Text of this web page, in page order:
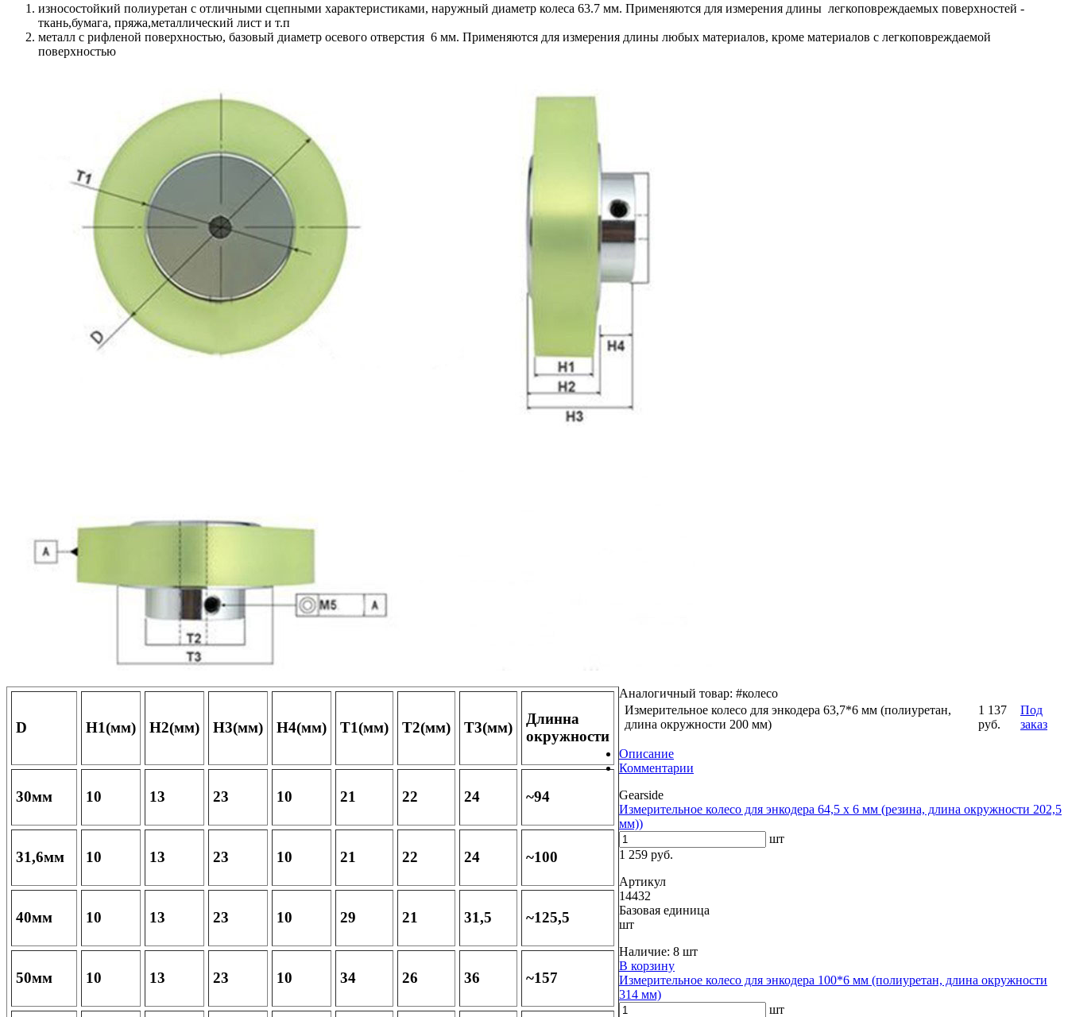
износостойкий полиуретан с отличными сцепными характеристиками, наружный диаметр колеса 63.7 мм. Применяются для измерения длины легкоповреждаемых поверхностей -
ткань,бумага, пряжа,металлический лист и т.п
металл с рифленой поверхностью, базовый диаметр осевого отверстия 6 мм. Применяются для измерения длины любых материалов, кроме материалов с легкоповреждаемой
поверхностью
D H1(мм) H2(мм) H3(мм) H4(мм) T1(мм) T2(мм) T3(мм)
Длинна
окружности
30мм 10 13 23 10 21 22 24 ~94
31,6мм 10 13 23 10 21 22 24 ~100
40мм 10 13 23 10 29 21 31,5 ~125,5
50мм 10 13 23 10 34 26 36 ~157
Аналогичный товар: #колесо
Измерительное колесо для энкодера 63,7*6 мм (полиуретан,
длина окружности 200 мм)
1 137
руб.
Под
заказ
Описание
Комментарии
Gearside
Измерительное колесо для энкодера 64,5 х 6 мм (резина, длина окружности 202,5
мм))
шт
1 259 руб.
Артикул
14432
Базовая единица
шт
Наличие: 8 шт
В корзину
Измерительное колесо для энкодера 100*6 мм (полиуретан, длина окружности
314 мм)
шт